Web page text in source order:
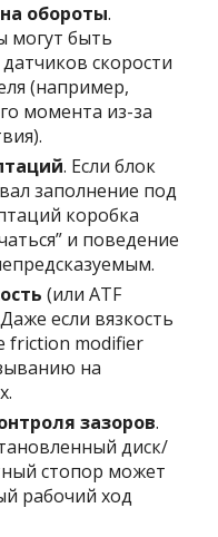
обороты.
быть
скорости
(например,
момента из-за
. Если блок
заполнение под
коробка
и поведение
(или ATF
если вязкость
friction modifier
на
зазоров.
диск/
стопор может
рабочий ход